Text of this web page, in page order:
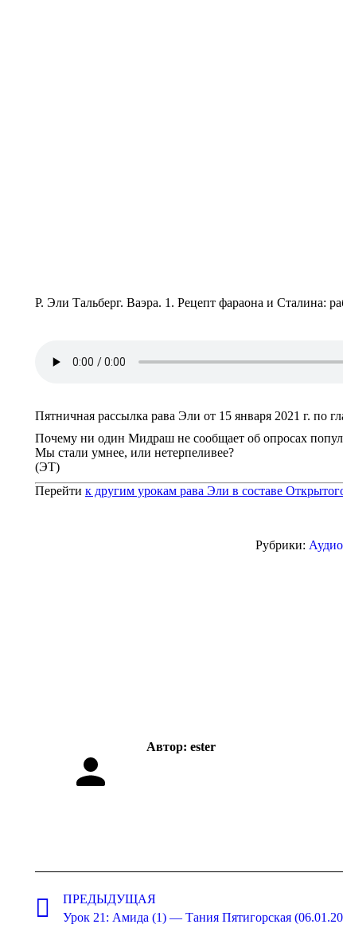
Р. Эли Тальберг. Ваэра. 1. Рецепт фараона и Сталина:
Пятничная рассылка рава Эли от 15 января 2021 г. по
Почему ни один Мидраш не сообщает об опросах
Мы стали умнее, или нетерпеливее?
(ЭТ)
Перейти к другим урокам рава Эли в составе
Рубрики: Аудио
Автор: ester
по
записям
ПРЕДЫДУЩАЯ
Предыдущая
запись:
Урок 21: Амида (1) — Тания Пятигорская